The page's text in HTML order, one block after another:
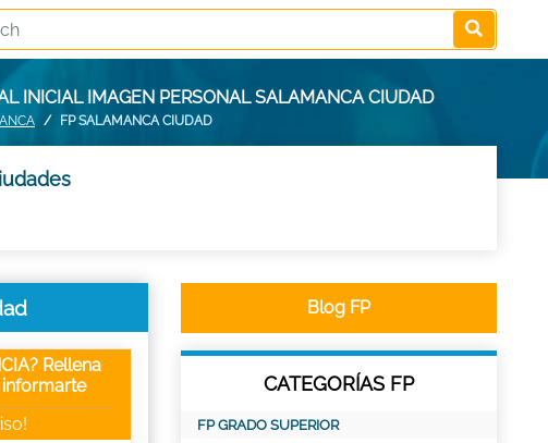
INICIAL IMAGEN PERSONAL SALAMANCA CIUDAD
FP SALAMANCA CIUDAD
Rellena
informarte
Blog FP
CATEGORÍAS FP
FP GRADO SUPERIOR